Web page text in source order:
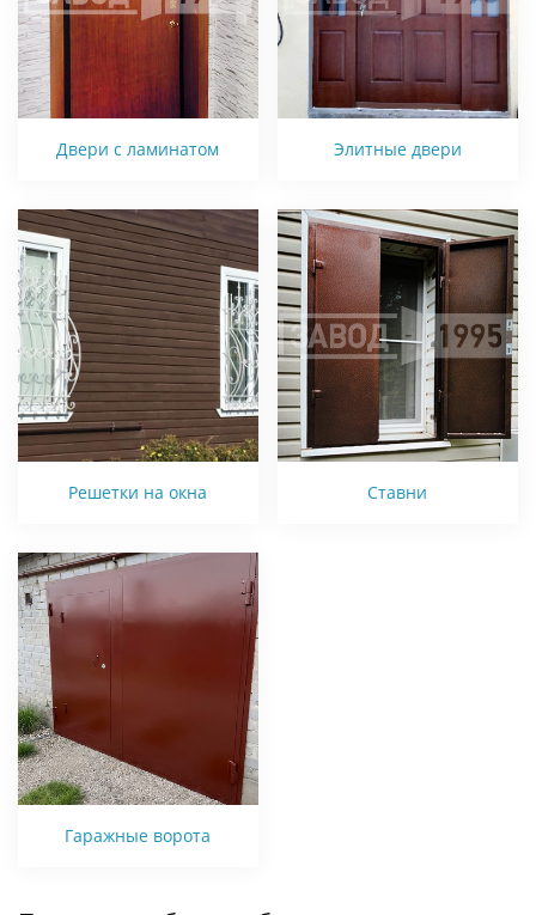
Двери с ламинатом Элитные двери
Решетки на окна Ставни
Гаражные ворота